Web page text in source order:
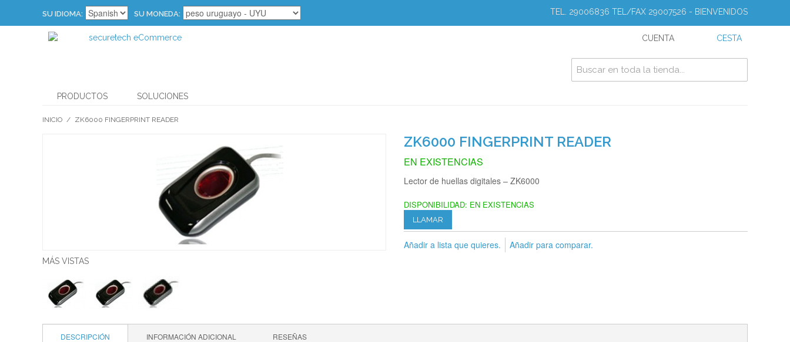
SU IDIOMA: SU MONEDA: TEL. 29006836 TEL/FAX 29007526 - BIENVENIDOS
CUENTA CESTA
PRODUCTOS SOLUCIONES
INICIO / ZK6000 FINGERPRINT READER
MÁS VISTAS
ZK6000 FINGERPRINT READER
EN EXISTENCIAS
Lector de huellas digitales – ZK6000
DISPONIBILIDAD: EN EXISTENCIAS
LLAMAR
Añadir a lista que quieres. Añadir para comparar.
DESCRIPCIÓN INFORMACIÓN ADICIONAL RESEÑAS